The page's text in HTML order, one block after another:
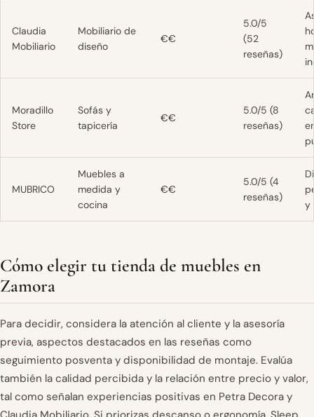
Claudia
Mobiliario
Mobiliario de
diseño
€€
5.0/5
(52
reseñas)
Moradillo
Store
Sofás y
tapicería
€€
5.0/5 (8
reseñas)
MUBRICO
Muebles a
medida y
cocina
€€
5.0/5 (4
reseñas)
y
Cómo elegir tu tienda de muebles en
Zamora
Para decidir, considera la atención al cliente y la asesoría
previa, aspectos destacados en las reseñas como
seguimiento posventa y disponibilidad de montaje. Evalúa
también la calidad percibida y la relación entre precio y valor,
tal como señalan experiencias positivas en Petra Decora y